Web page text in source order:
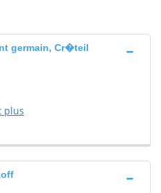
germain, Cr�teil
plus